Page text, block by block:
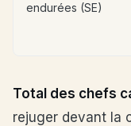
endurées (SE)
Total des chefs
rejuger devant la